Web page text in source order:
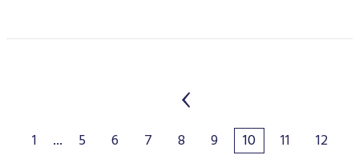
1 ... 5 6 7 8 9 10 11
12